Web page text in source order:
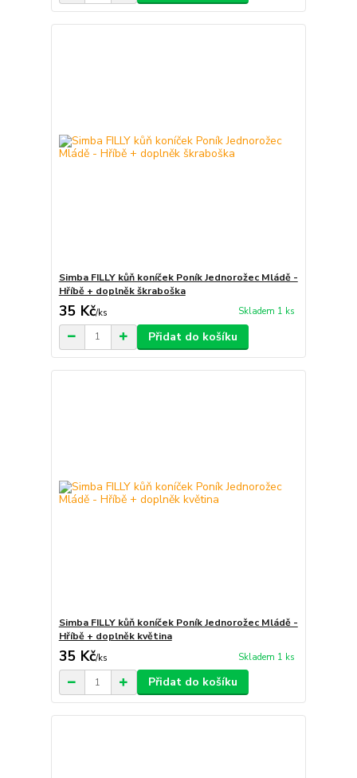
Simba FILLY kůň koníček Poník Jednorožec Mládě -
Hříbě + doplněk škraboška
35 Kč/ks Skladem 1 ks
Přidat do košíku
Simba FILLY kůň koníček Poník Jednorožec Mládě -
Hříbě + doplněk květina
35 Kč/ks Skladem 1 ks
Přidat do košíku